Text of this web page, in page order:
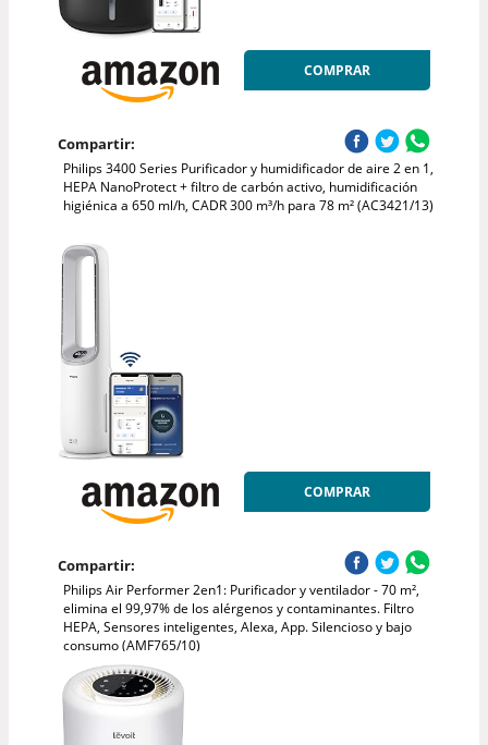
COMPRAR
Compartir:
Philips 3400 Series Purificador y humidificador de aire 2 en 1,
HEPA NanoProtect + filtro de carbón activo, humidificación
higiénica a 650 ml/h, CADR 300 m³/h para 78 m² (AC3421/13)
COMPRAR
Compartir:
Philips Air Performer 2en1: Purificador y ventilador - 70 m²,
elimina el 99,97% de los alérgenos y contaminantes. Filtro
HEPA, Sensores inteligentes, Alexa, App. Silencioso y bajo
consumo (AMF765/10)